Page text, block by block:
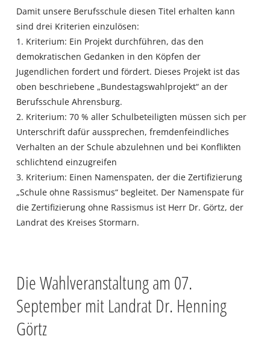
Damit unsere Berufsschule diesen Titel erhalten kann
sind drei Kriterien einzulösen:
1. Kriterium: Ein Projekt durchführen, das den
demokratischen Gedanken in den Köpfen der
Jugendlichen fordert und fördert. Dieses Projekt ist das
oben beschriebene „Bundestagswahlprojekt“ an der
Berufsschule Ahrensburg.
2. Kriterium: 70 % aller Schulbeteiligten müssen sich per
Unterschrift dafür aussprechen, fremdenfeindliches
Verhalten an der Schule abzulehnen und bei Konflikten
schlichtend einzugreifen
3. Kriterium: Einen Namenspaten, der die Zertifizierung
„Schule ohne Rassismus“ begleitet. Der Namenspate für
die Zertifizierung ohne Rassismus ist Herr Dr. Görtz, der
Landrat des Kreises Stormarn.
Die Wahlveranstaltung am 07.
September mit Landrat Dr. Henning
Görtz